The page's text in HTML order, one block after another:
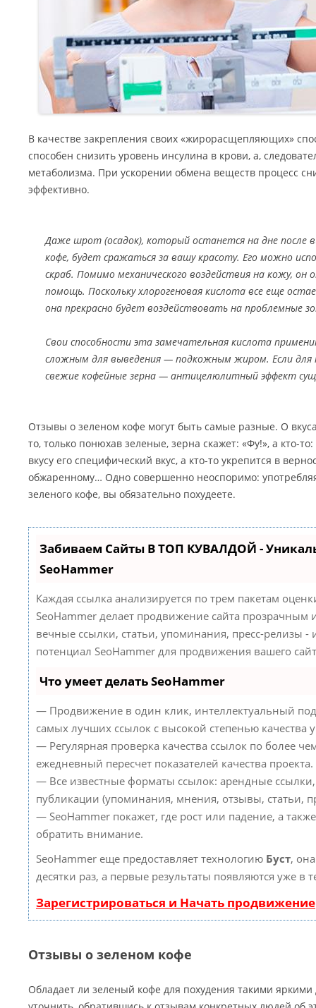
В качестве закрепления своих «жирорасщепляющих»
способен снизить уровень инсулина в крови, а,
метаболизма. При ускорении обмена веществ процесс
эффективно.
Даже шрот (осадок), который останется на дне после
кофе, будет сражаться за вашу красоту. Его можно
скраб. Помимо механического воздействия на кожу, он
помощь. Поскольку хлорогеновая кислота все еще
она прекрасно будет воздействовать на проблемные
Свои способности эта замечательная кислота
сложным для выведения — подкожным жиром. Если для
свежие кофейные зерна — антицелюлитный эффект
Отзывы о зеленом кофе могут быть самые разные. О
то, только понюхав зеленые, зерна скажет: «Фу!», а кто-
вкусу его специфический вкус, а кто-то укрепится в
обжаренному… Одно совершенно неоспоримо:
зеленого кофе, вы обязательно похудеете.
Забиваем Сайты В ТОП КУВАЛДОЙ -
SeoHammer
Каждая ссылка анализируется по трем пакетам
SeoHammer делает продвижение сайта прозрачным
вечные ссылки, статьи, упоминания, пресс-релизы -
потенциал SeoHammer для продвижения вашего
Что умеет делать SeoHammer
— Продвижение в один клик, интеллектуальный
самых лучших ссылок с высокой степенью качества
— Регулярная проверка качества ссылок по более
ежедневный пересчет показателей качества проекта.
— Все известные форматы ссылок: арендные
публикации (упоминания, мнения, отзывы, статьи,
— SeoHammer покажет, где рост или падение, а
обратить внимание.
SeoHammer еще предоставляет технологию Буст,
десятки раз, а первые результаты появляются уже в
Зарегистрироваться и Начать продвижение
Отзывы о зеленом кофе
Обладает ли зеленый кофе для похудения такими